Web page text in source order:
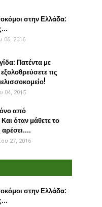
στην Ελλάδα:
06, 2016
Πατέντα με
τις
04, 2015
από
όταν μάθετε το
αρέσει....
27, 2016
στην Ελλάδα: